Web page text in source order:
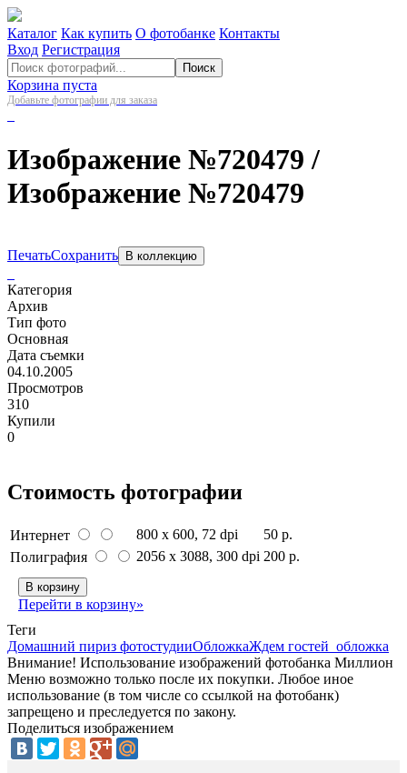
Каталог Как купить О фотобанке Контакты
Вход Регистрация
Поиск
Корзина пуста
Добавьте фотографии для заказа
Изображение №720479/
Изображение №720479
ПечатьСохранить В коллекцию
Категория
Архив
Тип фото
Основная
Дата съемки
04.10.2005
Просмотров
310
Купили
0
Стоимость фотографии
Интернет 800 x 600, 72 dpi
50 р.
Полиграфия
2056 x 3088, 300 dpi 200 р.
В корзину
Перейти в корзину»
Теги
Домашний пириз фотостудииОбложкаЖдем гостей_обложка
Внимание! Использование изображений фотобанка Миллион
Меню возможно только после их покупки. Любое иное
использование (в том числе со ссылкой на фотобанк)
запрещено и преследуется по закону.
Поделиться изображением